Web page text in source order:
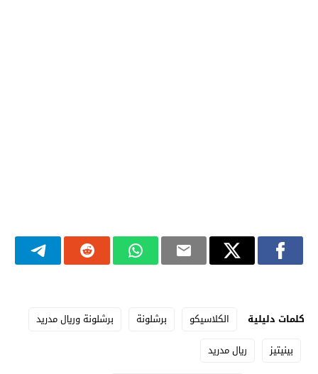
كلمات دليلية الكلاسيكو برشلونة
برشلونة وريال مدريد
بينيتيز
ريال مدريد